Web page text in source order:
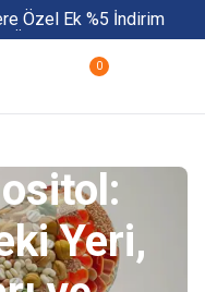
Özel Ek %5 İndirim
Ücretsiz Kargo
Başladı
0
Yeri,